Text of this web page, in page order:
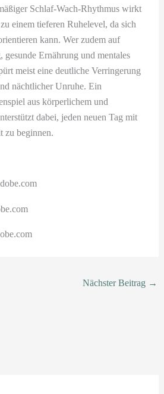
Schlaf-Wach-Rhythmus wirkt
einem tieferen Ruhelevel, da sich
kann. Wer zudem auf
gesunde Ernährung und mentales
meist eine deutliche Verringerung
nächtlicher Unruhe. Ein
aus körperlichem und
dabei, jeden neuen Tag mit
zu beginnen.
Nächster Beitrag →